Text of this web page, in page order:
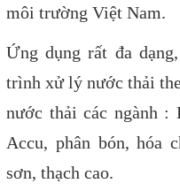
môi trường Việt Nam.
Ứng dụng rất đa
trình xử lý nước thải
nước thải các ngành :
Accu, phân bón, hóa
sơn, thạch cao.